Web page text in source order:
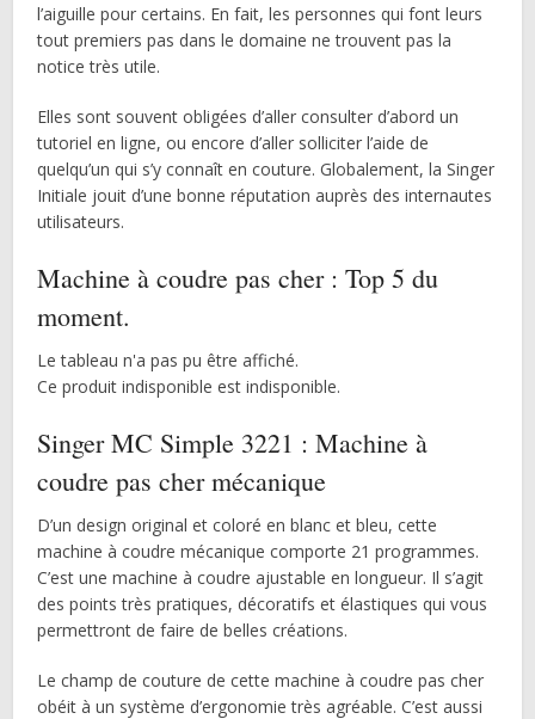
l’aiguille pour certains. En fait, les personnes qui font leurs
tout premiers pas dans le domaine ne trouvent pas la
notice très utile.
Elles sont souvent obligées d’aller consulter d’abord un
tutoriel en ligne, ou encore d’aller solliciter l’aide de
quelqu’un qui s’y connaît en couture. Globalement, la Singer
Initiale jouit d’une bonne réputation auprès des internautes
utilisateurs.
Machine à coudre pas cher : Top 5 du
moment.
Le tableau n'a pas pu être affiché.
Ce produit indisponible est indisponible.
Singer MC Simple 3221 : Machine à
coudre pas cher mécanique
D’un design original et coloré en blanc et bleu, cette
machine à coudre mécanique comporte 21 programmes.
C’est une machine à coudre ajustable en longueur. Il s’agit
des points très pratiques, décoratifs et élastiques qui vous
permettront de faire de belles créations.
Le champ de couture de cette machine à coudre pas cher
obéit à un système d’ergonomie très agréable. C’est aussi